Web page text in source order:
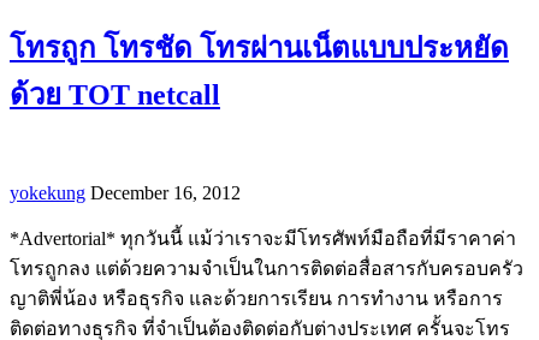
โทรถูก โทรชัด โทรผ่านเน็ตแบบประหยัด
ด้วย TOT netcall
yokekung December 16, 2012
*Advertorial* ทุกวันนี้ แม้ว่าเราจะมีโทรศัพท์มือถือที่มีราคาค่า
โทรถูกลง แต่ด้วยความจำเป็นในการติดต่อสื่อสารกับครอบครัว
ญาติพี่น้อง หรือธุรกิจ และด้วยการเรียน การทำงาน หรือการ
ติดต่อทางธุรกิจ ที่จำเป็นต้องติดต่อกับต่างประเทศ ครั้นจะโทร